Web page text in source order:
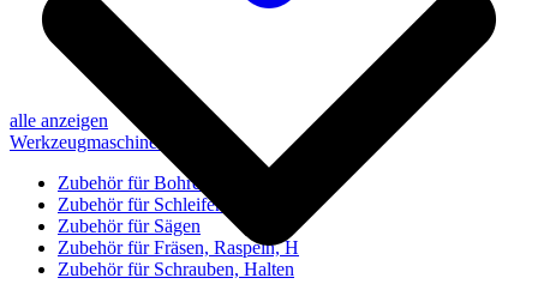
alle anzeigen
Werkzeugmaschinen-Zubehör
Zubehör für Bohren, Bohrhilfen
Zubehör für Schleifen, Poliere
Zubehör für Sägen
Zubehör für Fräsen, Raspeln, H
Zubehör für Schrauben, Halten